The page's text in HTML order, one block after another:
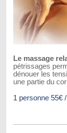
Le massage
pétrissages
dénouer les
une partie du
1 personne 55€